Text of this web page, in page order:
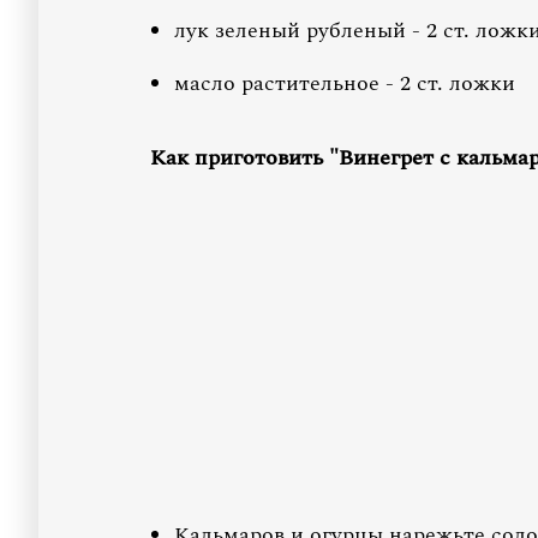
лук зеленый рубленый - 2 ст.
масло растительное - 2 ст. ложки
Как приготовить "Винегрет с